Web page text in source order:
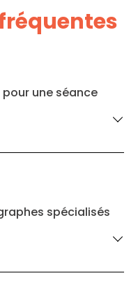
une séance
spécialisés